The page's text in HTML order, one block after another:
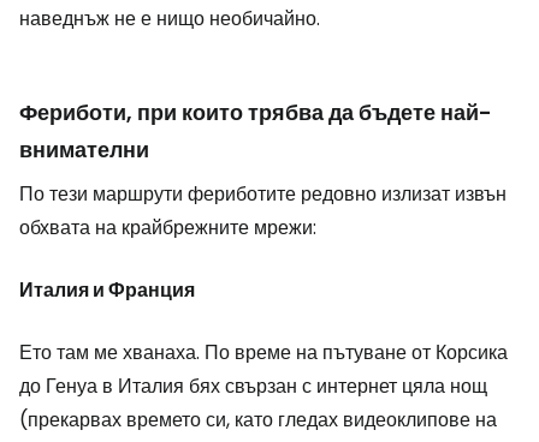
наведнъж не е нищо необичайно.
Фериботи, при които трябва да бъдете най-
внимателни
По тези маршрути фериботите редовно излизат извън
обхвата на крайбрежните мрежи:
Италия и Франция
Ето там ме хванаха. По време на пътуване от Корсика
до Генуа в Италия бях свързан с интернет цяла нощ
(прекарвах времето си, като гледах видеоклипове на